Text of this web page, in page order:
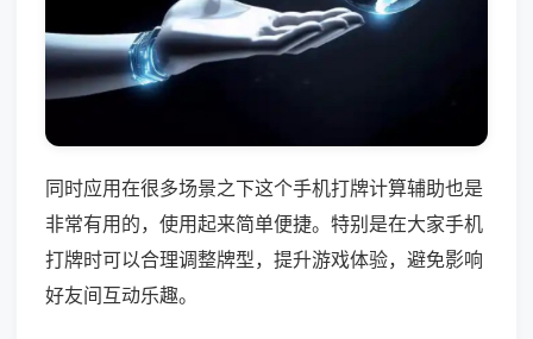
同时应用在很多场景之下这个手机打牌计算辅助也是
非常有用的，使用起来简单便捷。特别是在大家手机
打牌时可以合理调整牌型，提升游戏体验，避免影响
好友间互动乐趣。